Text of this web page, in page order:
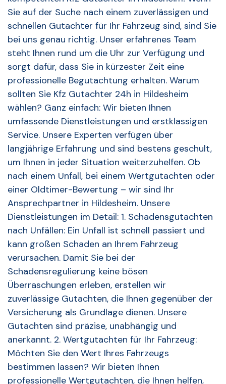
Sie auf der Suche nach einem zuverlässigen und
schnellen Gutachter für Ihr Fahrzeug sind, sind Sie
bei uns genau richtig. Unser erfahrenes Team
steht Ihnen rund um die Uhr zur Verfügung und
sorgt dafür, dass Sie in kürzester Zeit eine
professionelle Begutachtung erhalten. Warum
sollten Sie Kfz Gutachter 24h in Hildesheim
wählen? Ganz einfach: Wir bieten Ihnen
umfassende Dienstleistungen und erstklassigen
Service. Unsere Experten verfügen über
langjährige Erfahrung und sind bestens geschult,
um Ihnen in jeder Situation weiterzuhelfen. Ob
nach einem Unfall, bei einem Wertgutachten oder
einer Oldtimer-Bewertung – wir sind Ihr
Ansprechpartner in Hildesheim. Unsere
Dienstleistungen im Detail: 1. Schadensgutachten
nach Unfällen: Ein Unfall ist schnell passiert und
kann großen Schaden an Ihrem Fahrzeug
verursachen. Damit Sie bei der
Schadensregulierung keine bösen
Überraschungen erleben, erstellen wir
zuverlässige Gutachten, die Ihnen gegenüber der
Versicherung als Grundlage dienen. Unsere
Gutachten sind präzise, unabhängig und
anerkannt. 2. Wertgutachten für Ihr Fahrzeug:
Möchten Sie den Wert Ihres Fahrzeugs
bestimmen lassen? Wir bieten Ihnen
professionelle Wertgutachten, die Ihnen helfen,